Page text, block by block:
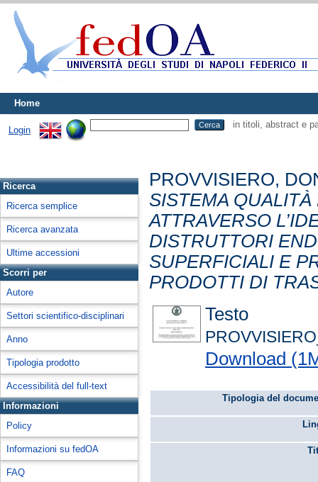
Home
Login
in titoli, abstract e
Ricerca
Ricerca semplice
Ricerca avanzata
Ultime accessioni
Scorri per
Autore
Settori scientifico-disciplinari
Anno
Tipologia prodotto
Accessibilità del full-text
Informazioni
Policy
Informazioni su fedOA
FAQ
PROVVISIERO,
SISTEMA QUALITÀ
ATTRAVERSO
DISTRUTTORI
SUPERFICIALI E
PRODOTTI DI
Testo
Download
Tipologia del